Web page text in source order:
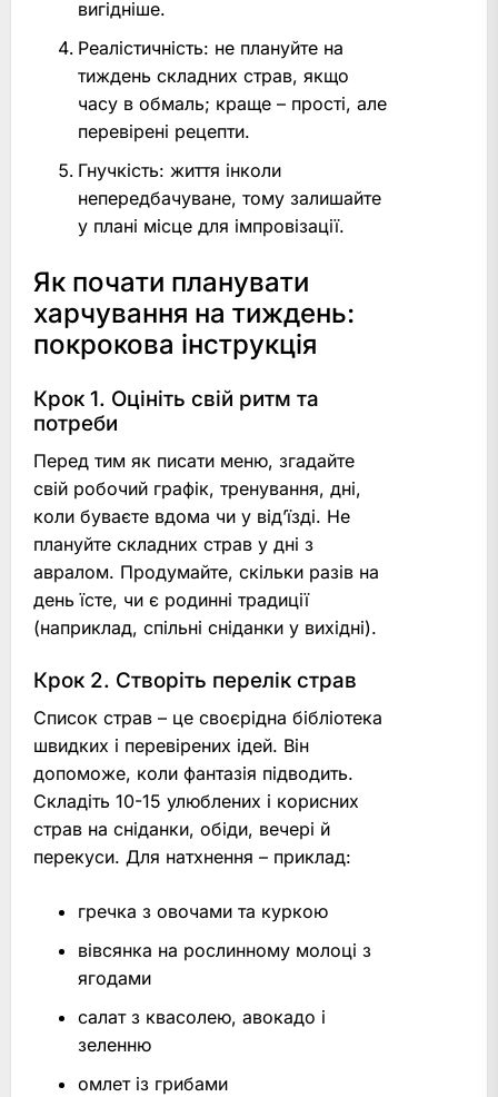
вигідніше.
Реалістичність: не плануйте на
тиждень складних страв, якщо
часу в обмаль; краще – прості, але
перевірені рецепти.
Гнучкість: життя інколи
непередбачуване, тому залишайте
у плані місце для імпровізації.
Як почати планувати
харчування на тиждень:
покрокова інструкція
Крок 1. Оцініть свій ритм та
потреби
Перед тим як писати меню, згадайте
свій робочий графік, тренування, дні,
коли буваєте вдома чи у від’їзді. Не
плануйте складних страв у дні з
авралом. Продумайте, скільки разів на
день їсте, чи є родинні традиції
(наприклад, спільні сніданки у вихідні).
Крок 2. Створіть перелік страв
Список страв – це своєрідна бібліотека
швидких і перевірених ідей. Він
допоможе, коли фантазія підводить.
Складіть 10-15 улюблених і корисних
страв на сніданки, обіди, вечері й
перекуси. Для натхнення – приклад:
гречка з овочами та куркою
вівсянка на рослинному молоці з
ягодами
салат з квасолею, авокадо і
зеленню
омлет із грибами